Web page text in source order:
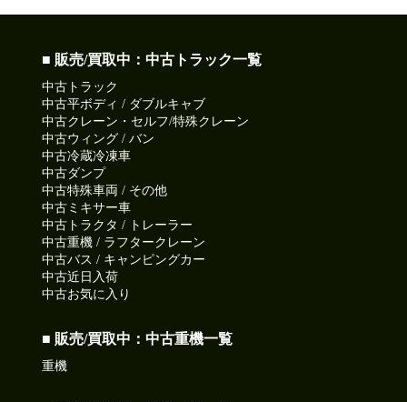
■ 販売/買取中：中古トラック一覧
中古トラック
中古平ボディ / ダブルキャブ
中古クレーン・セルフ/特殊クレーン
中古ウィング / バン
中古冷蔵冷凍車
中古ダンプ
中古特殊車両 / その他
中古ミキサー車
中古トラクタ / トレーラー
中古重機 / ラフタークレーン
中古バス / キャンピングカー
中古近日入荷
中古お気に入り
■ 販売/買取中：中古重機一覧
重機